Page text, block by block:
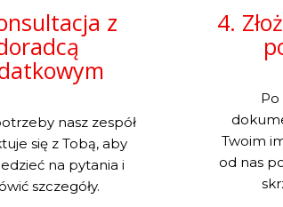
z
nasz zespół
się z Tobą, aby
na pytania i
szczegóły.
4.
Twoim
od nas